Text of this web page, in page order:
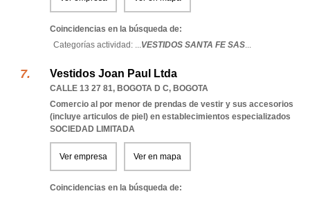
Coincidencias en la búsqueda de:
Categorías actividad: ...VESTIDOS SANTA FE SAS...
Vestidos Joan Paul Ltda
CALLE 13 27 81, BOGOTA D C, BOGOTA
Comercio al por menor de prendas de vestir y sus accesorios
(incluye articulos de piel) en establecimientos especializados
SOCIEDAD LIMITADA
Ver empresa Ver en mapa
Coincidencias en la búsqueda de: